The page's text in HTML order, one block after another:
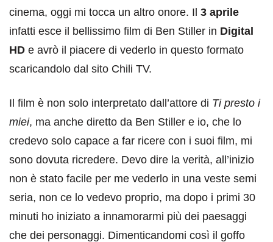
cinema, oggi mi tocca un altro onore. Il 3 aprile
infatti esce il bellissimo film di Ben Stiller in Digital
HD e avrò il piacere di vederlo in questo formato
scaricandolo dal sito Chili TV.
Il film è non solo interpretato dall’attore di Ti presto i
miei, ma anche diretto da Ben Stiller e io, che lo
credevo solo capace a far ricere con i suoi film, mi
sono dovuta ricredere. Devo dire la verità, all’inizio
non è stato facile per me vederlo in una veste semi
seria, non ce lo vedevo proprio, ma dopo i primi 30
minuti ho iniziato a innamorarmi più dei paesaggi
che dei personaggi. Dimenticandomi così il goffo